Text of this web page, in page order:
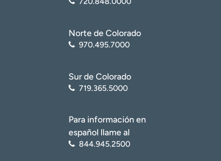
Norte de Colorado
970.495.7000
Sur de Colorado
719.365.5000
Para información en
español llame al
844.945.2500